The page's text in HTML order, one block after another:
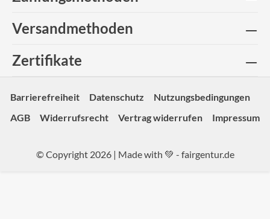
Versandmethoden
Zertifikate
Barrierefreiheit Datenschutz
Nutzungsbedingungen
AGB
Widerrufsrecht Vertrag widerrufen Impressum
© Copyright 2026 | Made with 💚 - fairgentur.de